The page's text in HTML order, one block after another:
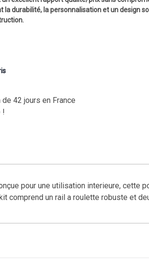
la durabilité, la personnalisation et un design
42 jours en France
!
pour une utilisation interieure, cette
un rail a roulette robuste et